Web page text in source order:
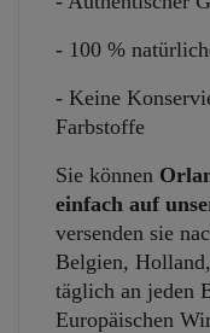
- 100 %
- Keine
Farbstoffe
Sie können
einfach auf
versenden sie
Belgien,
täglich an jeden
Europäischen